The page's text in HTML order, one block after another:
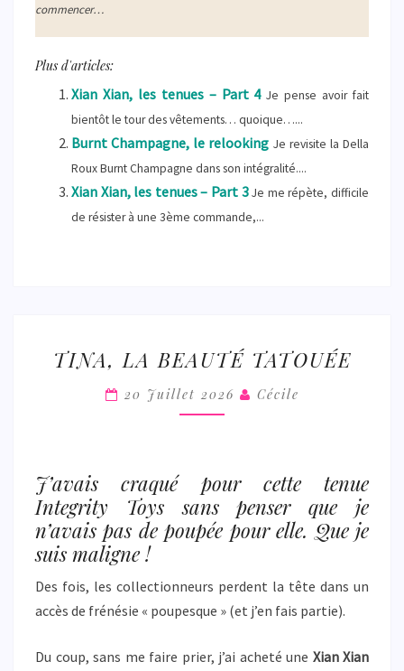
commencer…
Plus d'articles:
Xian Xian, les tenues – Part 4 Je pense avoir fait
bientôt le tour des vêtements… quoique…...
Burnt Champagne, le relooking Je revisite la Della
Roux Burnt Champagne dans son intégralité....
Xian Xian, les tenues – Part 3 Je me répète, difficile
de résister à une 3ème commande,...
LA
BEAUTÉ
TATOUÉE
TINA, LA BEAUTÉ TATOUÉE
20 Juillet 2026 Cécile
J’avais craqué pour cette tenue
Integrity Toys sans penser que je
n’avais pas de poupée pour elle. Que je
suis maligne !
Des fois, les collectionneurs perdent la tête dans un
accès de frénésie « poupesque » (et j’en fais partie).
Du coup, sans me faire prier, j’ai acheté une Xian Xian